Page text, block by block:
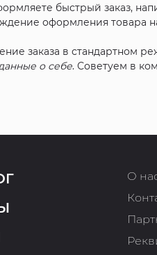
быстрый заказ,
оформления товара
заказа в стандартном
о себе. Советуем в
О